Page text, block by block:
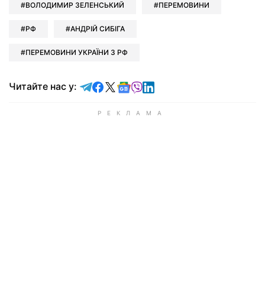
ВОЛОДИМИР ЗЕЛЕНСЬКИЙ ПЕРЕМОВИНИ
РФ АНДРІЙ СИБІГА
ПЕРЕМОВИНИ УКРАЇНИ З РФ
Читайте нас у: Читайте у Telegram
Читайте у Facebook
Читайте у X
Читайте у Google news
Читайте у Viber
Читайте у LinkedIn